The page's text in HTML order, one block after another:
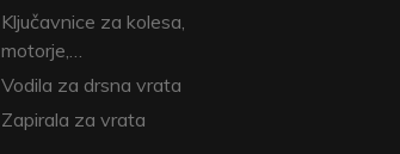
Ključavnice za kolesa,
motorje,…
Vodila za drsna vrata
Zapirala za vrata